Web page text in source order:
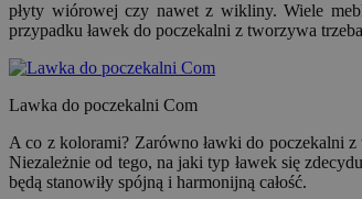
płyty wiórowej czy nawet z wikliny. Wiele
przypadku ławek do poczekalni z tworzywa
Lawka do poczekalni Com
A co z kolorami? Zarówno ławki do poczekalni
Niezależnie od tego, na jaki typ ławek się
będą stanowiły spójną i harmonijną całość.